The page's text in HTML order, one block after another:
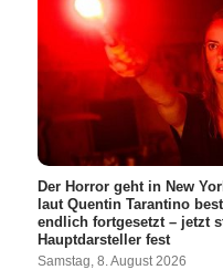
Der Horror geht in New
laut Quentin Tarantino
endlich fortgesetzt – jetzt
Hauptdarsteller fest
Samstag, 8. August 2026